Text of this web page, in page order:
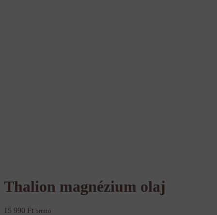
Thalion magnézium olaj
15 990 Ft bruttó